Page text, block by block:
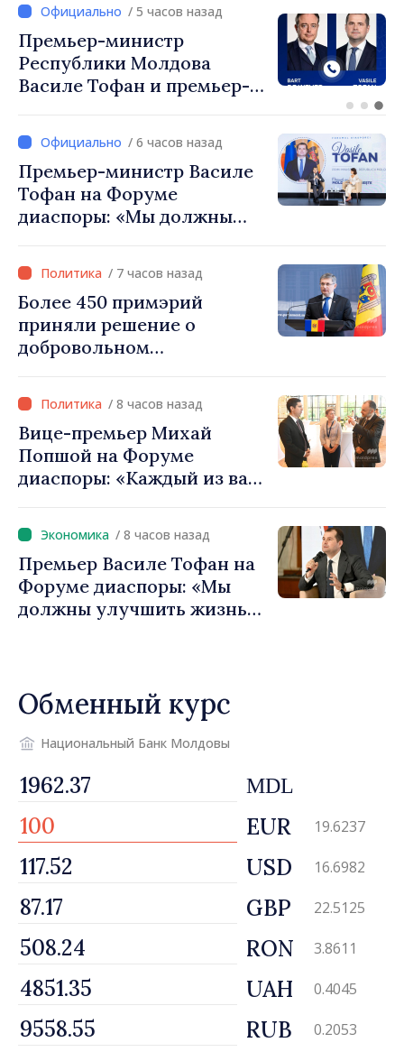
/ 4 часов назад
Перспективы молдавско-
турецкого сотрудничества
обсудили премьер-
посол Турции Уйгар
Мустафа Сертел/ 6 часов назад
Премьер-министр Василе
Тофан на Форуме
диаспоры: «Мы должны
уверенность в том, что
Республика Молдова
движется в правильном
направлении»
/ 7 часов назад
Более 450 примэрий
приняли решение о
добровольном
фонды для инвестиций.
Игорь Гросу: «Важно
преодолеть препятствия и
дать населённым пунктам
шанс развиваться»
/ 8 часов назад
Вице-премьер Михай
Попшой на Форуме
диаспоры: «Каждый из вас
вносит вклад в
продвижение имиджа
Республики Молдова»
/ 8 часов назад
Премьер Василе Тофан на
Форуме диаспоры: «Мы
должны улучшить жизнь
Обменный курс
Национальный Банк Молдовы
MDL
EUR 19.6237
USD 16.6982
GBP 22.5125
RON 3.8611
UAH 0.4045
RUB 0.2053